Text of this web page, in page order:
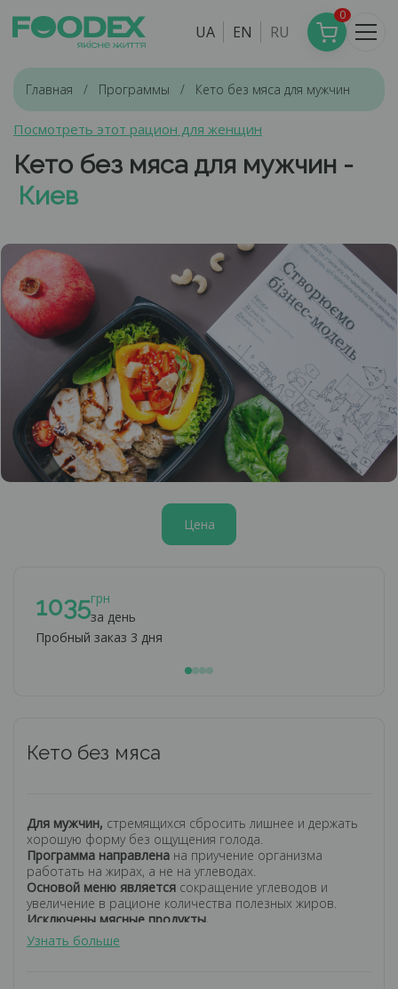
UA EN RU
0
Главная Программы Кето без мяса для мужчин
Посмотреть этот рацион для женщин
Кето без мяса для мужчин -
Киев
Цена
1035грн
за день
Пробный заказ 3 дня
Кето без мяса
Для мужчин, стремящихся сбросить лишнее и держать
хорошую форму без ощущения голода.
Программа направлена ​​на приучение организма
работать на жирах, а не на углеводах.
Основой меню является сокращение углеводов и
увеличение в рационе количества полезных жиров.
Исключены мясные продукты.
Программа питания, разработанная по последним
научным исследованиям в области здорового питания.
Узнать больше